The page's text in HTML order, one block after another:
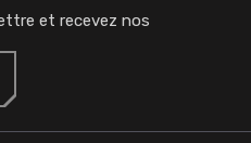
et recevez nos